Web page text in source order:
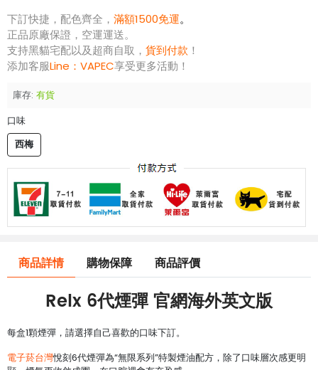
下訂快捷，配色齊全， 滿額1500免運。
正品原廠保證，空運運送。
支持黑貓宅配以及超商自取， 貨到付款 ！
添加客服Line： VAPEC享受更多活動！
庫存: 有貨
口味
西梅
商品詳情 購物保障 商品評價
Relx 6代煙彈官網海外英文版
每盒1顆煙彈，請選擇自己喜歡的口味下訂。
電子菸台灣悅刻6代煙彈為“無限系列”特製煙油配方，除了口味層次感更明